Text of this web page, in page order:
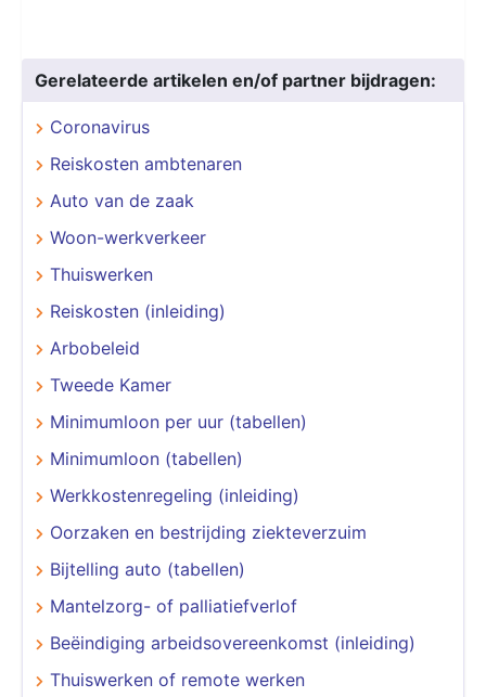
Gerelateerde artikelen en/of partner bijdragen:
Coronavirus
Reiskosten ambtenaren
Auto van de zaak
Woon-werkverkeer
Thuiswerken
Reiskosten (inleiding)
Arbobeleid
Tweede Kamer
Minimumloon per uur (tabellen)
Minimumloon (tabellen)
Werkkostenregeling (inleiding)
Oorzaken en bestrijding ziekteverzuim
Bijtelling auto (tabellen)
Mantelzorg- of palliatiefverlof
Beëindiging arbeidsovereenkomst (inleiding)
Thuiswerken of remote werken